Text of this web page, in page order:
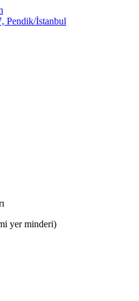
Pendik/İstanbul
yer minderi)